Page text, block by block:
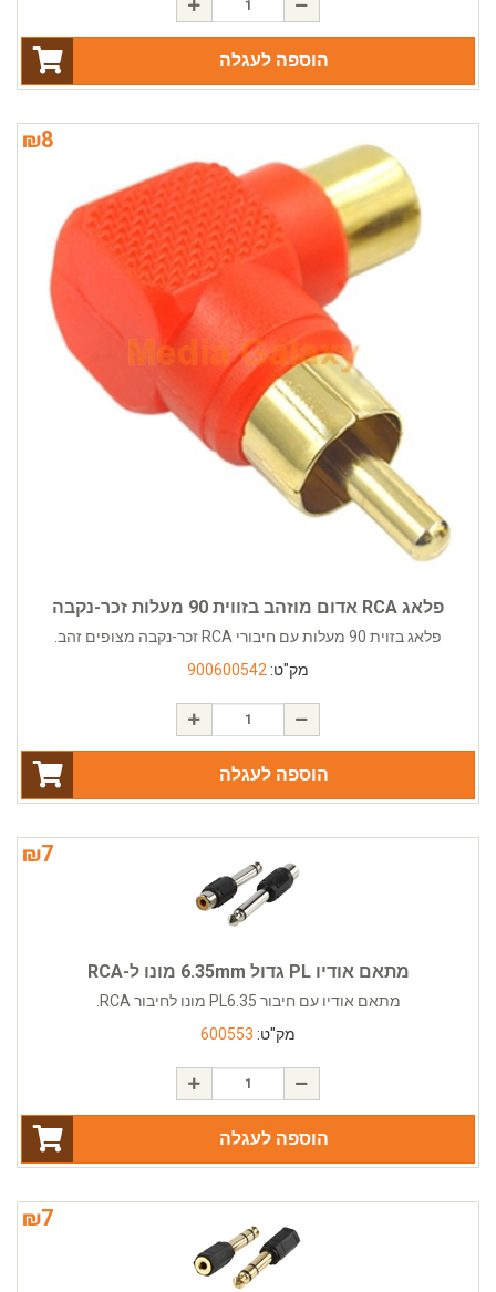
הוספה לעגלה
₪8
פלאג RCA אדום מוזהב בזווית 90 מעלות זכר-נקבה
פלאג בזוית 90 מעלות עם חיבורי RCA זכר-נקבה מצופים זהב.
מק"ט: 900600542
הוספה לעגלה
₪7
מתאם אודיו PL גדול 6.35mm מונו ל-RCA
מתאם אודיו עם חיבור PL6.35 מונו לחיבור RCA.
מק"ט: 600553
הוספה לעגלה
₪7